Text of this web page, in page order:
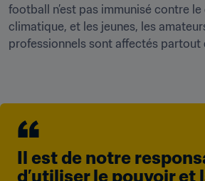
football n’est pas immunisé contre
climatique, et les jeunes, les
professionnels sont affectés partout
Il est de notre
d’utiliser le pouvoir et